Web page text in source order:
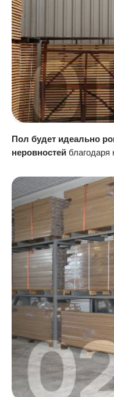
Пол будет идеально
неровностей благодаря